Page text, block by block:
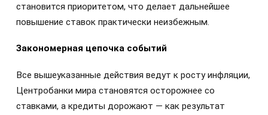
становится приоритетом, что делает дальнейшее
повышение ставок практически неизбежным.
Закономерная цепочка событий
Все вышеуказанные действия ведут к росту инфляции,
Центробанки мира становятся осторожнее со
ставками, а кредиты дорожают — как результат